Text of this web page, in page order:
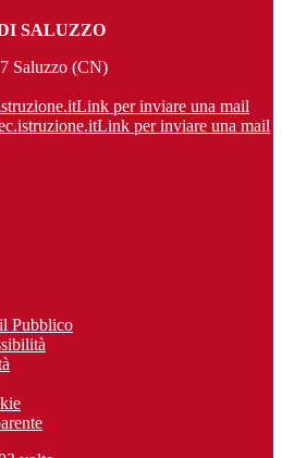
SALUZZO
Saluzzo (CN)
Link per inviare una mail
Link per inviare una mail
Pubblico